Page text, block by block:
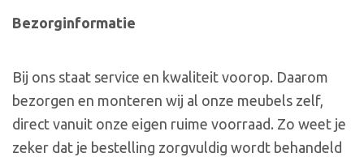
Bezorginformatie
Bij ons staat service en kwaliteit voorop. Daarom
bezorgen en monteren wij al onze meubels zelf,
direct vanuit onze eigen ruime voorraad. Zo weet je
zeker dat je bestelling zorgvuldig wordt behandeld